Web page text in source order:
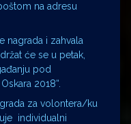
na adresu
nagrada i zahvala
će se u petak,
pod
2018“.
za volontera/ku
individualni